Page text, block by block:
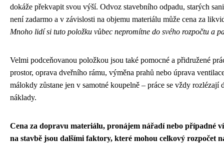
dokáže překvapit svou výší. Odvoz stavebního odpadu, starých
není zadarmo a v závislosti na objemu materiálu může cena za
Mnoho lidí si tuto položku vůbec nepromítne do svého rozpočtu a
Velmi podceňovanou položkou jsou také pomocné a přidružené
prostor, oprava dveřního rámu, výměna prahů nebo úprava
málokdy zůstane jen v samotné koupelně – práce se vždy
náklady.
Cena za dopravu materiálu, pronájem nářadí nebo případné
na stavbě jsou dalšími faktory, které mohou celkový rozpočet